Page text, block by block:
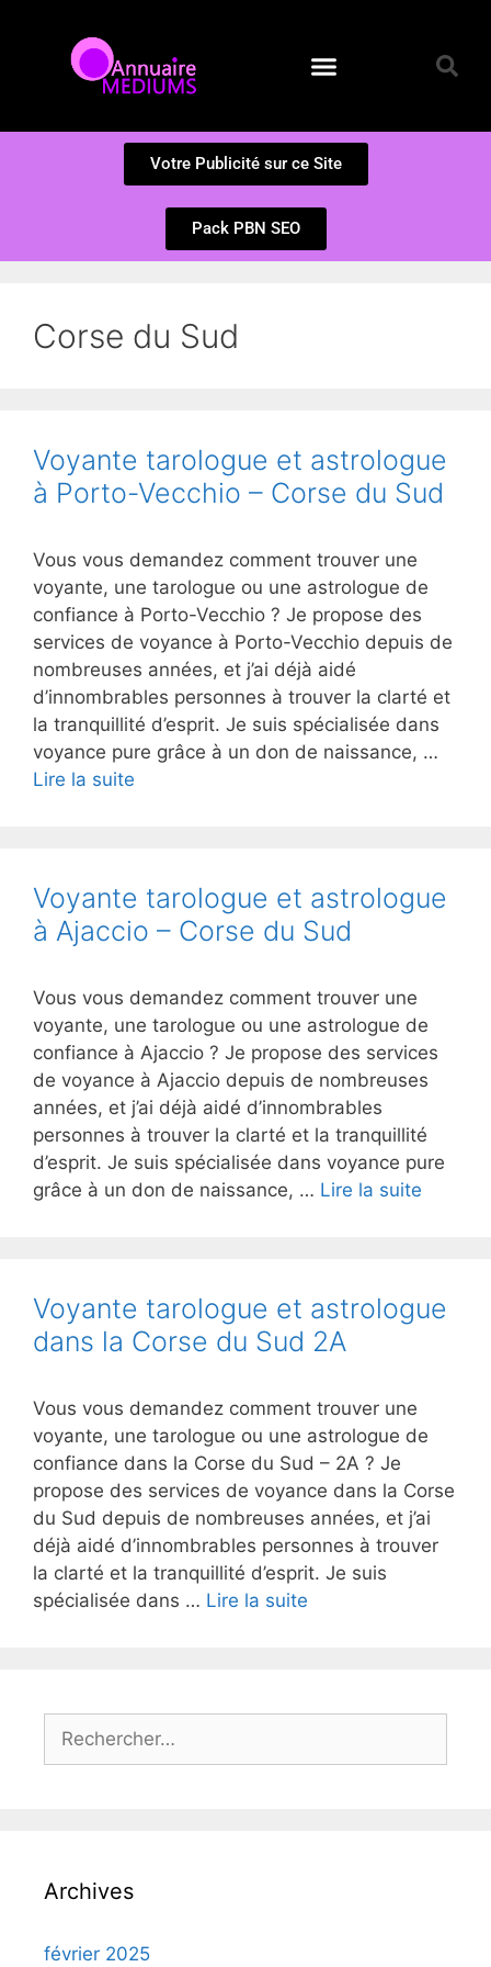
Votre Publicité sur ce Site
Pack PBN SEO
Corse du Sud
Voyante tarologue et astrologue
à Porto-Vecchio – Corse du Sud
Vous vous demandez comment trouver une
voyante, une tarologue ou une astrologue de
confiance à Porto-Vecchio ? Je propose des
services de voyance à Porto-Vecchio depuis de
nombreuses années, et j’ai déjà aidé
d’innombrables personnes à trouver la clarté et
la tranquillité d’esprit. Je suis spécialisée dans
voyance pure grâce à un don de naissance, …
Lire la suite
Voyante tarologue et astrologue
à Ajaccio – Corse du Sud
Vous vous demandez comment trouver une
voyante, une tarologue ou une astrologue de
confiance à Ajaccio ? Je propose des services
de voyance à Ajaccio depuis de nombreuses
années, et j’ai déjà aidé d’innombrables
personnes à trouver la clarté et la tranquillité
d’esprit. Je suis spécialisée dans voyance pure
grâce à un don de naissance, … Lire la suite
Voyante tarologue et astrologue
dans la Corse du Sud 2A
Vous vous demandez comment trouver une
voyante, une tarologue ou une astrologue de
confiance dans la Corse du Sud – 2A ? Je
propose des services de voyance dans la Corse
du Sud depuis de nombreuses années, et j’ai
déjà aidé d’innombrables personnes à trouver
la clarté et la tranquillité d’esprit. Je suis
spécialisée dans … Lire la suite
Archives
février 2025